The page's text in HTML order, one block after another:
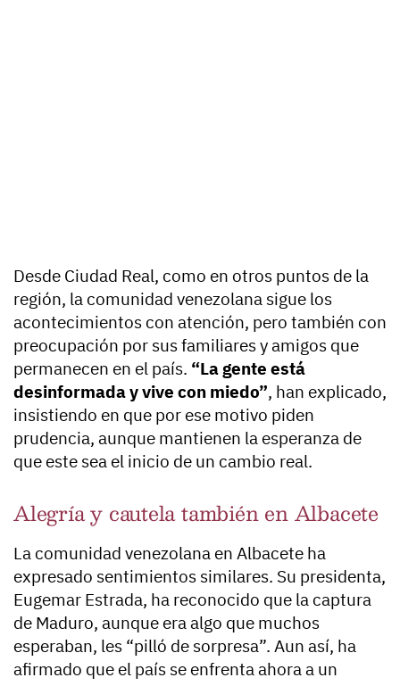
Desde Ciudad Real, como en otros puntos de la
región, la comunidad venezolana sigue los
acontecimientos con atención, pero también con
preocupación por sus familiares y amigos que
permanecen en el país. “La gente está
desinformada y vive con miedo”, han explicado,
insistiendo en que por ese motivo piden
prudencia, aunque mantienen la esperanza de
que este sea el inicio de un cambio real.
Alegría y cautela también en Albacete
La comunidad venezolana en Albacete ha
expresado sentimientos similares. Su presidenta,
Eugemar Estrada, ha reconocido que la captura
de Maduro, aunque era algo que muchos
esperaban, les “pilló de sorpresa”. Aun así, ha
afirmado que el país se enfrenta ahora a un